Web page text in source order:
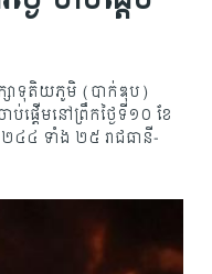
សាទុតិយភូមិ (បាក់ឌុប)
ផ្តើមនៅព្រឹកថ្ងៃទី១០ ខែ
៤ ទាំង ២៥ រាជធានី-